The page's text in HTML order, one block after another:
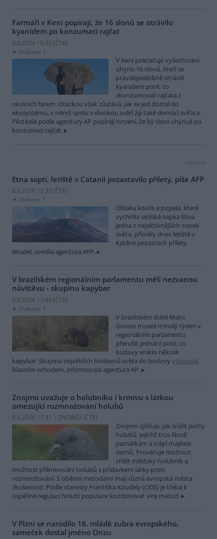
Farmáři v Keni popírají, že 16 slonů se otrávilo
kyanidem po konzumaci rajčat
8.8.2026 18:32 (ČTK)
Diskuse: 1
V Keni pokračuje vyšetřování
úhynu 16 slonů, kteří se
pravděpodobně otrávili
kyanidem poté, co
zkonzumovali rajčata z
okolních farem. Otázkou však zůstává, jak se jed dostal do
ekosystému, v němž spolu s divokou zvěří žijí také domácí zvířata.
Pěstitelé podle agentury AP popírají tvrzení, že by sloni uhynuli po
konzumaci rajčat.
reklama
Etna soptí, letiště v Catanii pozastavilo přílety, píše AFP
8.8.2026 12:33 (ČTK)
Diskuse: 1
Oblaka kouře a popela, které
vychrlila sicilská sopka Etna,
jedna z nejaktivnějších sopek
světa, přiměly dnes letiště v
Katánii pozastavit přílety
letadel, uvedla agentura AFP.
V brazilském regionálním parlamentu měli nezvanou
návštěvu - skupinu kapybar
8.8.2026 11:40 (ČTK)
Diskuse: 1
V brazilském státě Mato
Grosso museli minulý týden v
regionálním parlamentu
přerušit jednání poté, co
budovy vniklo několik
kapybar. Skupina největších hlodavců světa do budovy vstoupila
hlavním vchodem, informovala agentura AP.
Znojmo uvažuje o holubníku i krmivu s látkou
omezující rozmnožování holubů
8.8.2026 11:31 | ZNOJMO (ČTK)
Znojmo zjišťuje, jak snížit počty
holubů, jejichž trus škodí
památkám a trápí majitele
domů. Prověřuje možnost
zřídit městský holubník a
možnost přikrmování holubů s přídavkem látky proti
rozmnožování. S oběma metodami mají různá evropská města
zkušenosti. Podle starosty Františka Koudely (ODS) je třeba k
úspěšné regulaci holubí populace kombinovat více metod.
V Plzni se narodilo 18. mládě zubra evropského,
sameček dostal jméno Onzu